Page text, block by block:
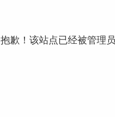
抱歉！该站点已经被管理